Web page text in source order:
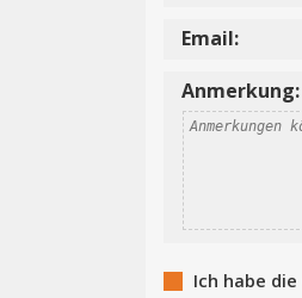
Email:
Anmerkung:
Ich habe die